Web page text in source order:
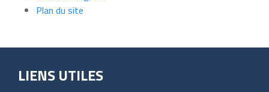
Plan du site
LIENS UTILES